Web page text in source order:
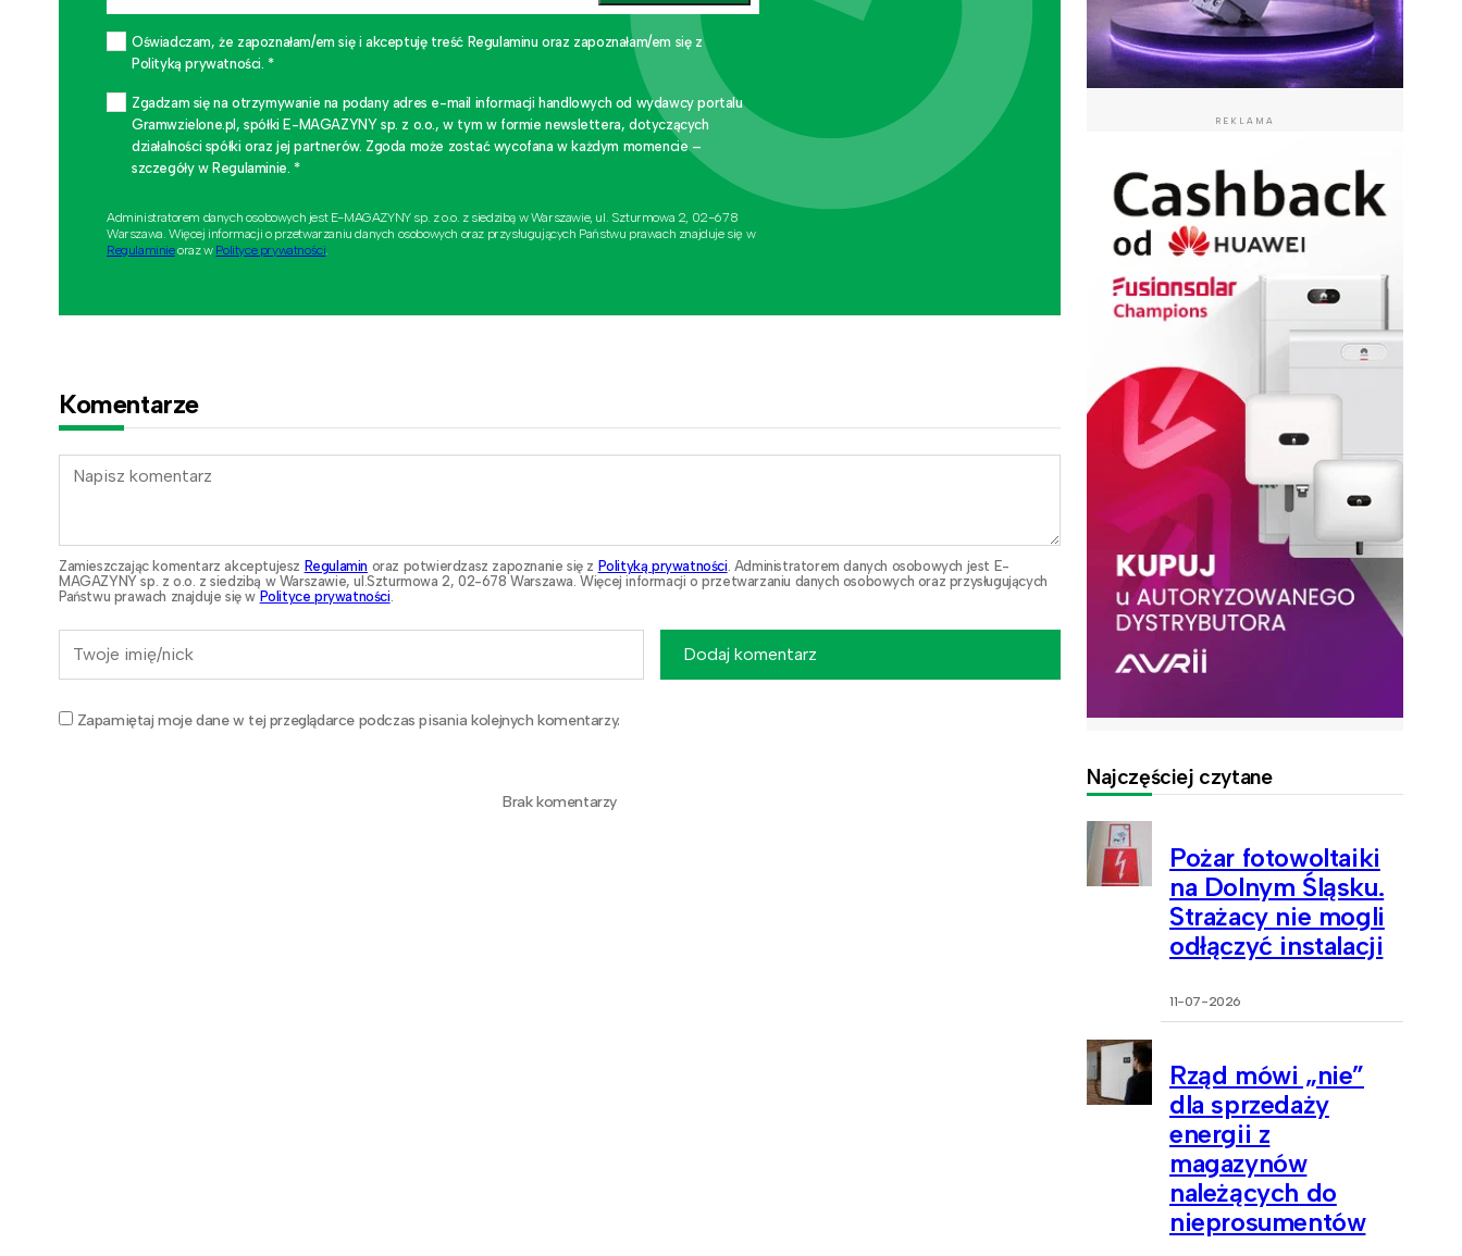
Oświadczam, że zapoznałam/em się i akceptuję treść Regulaminu oraz zapoznałam/em się z
Polityką prywatności. *
Zgadzam się na otrzymywanie na podany adres e-mail informacji handlowych od wydawcy portalu
Gramwzielone.pl, spółki E-MAGAZYNY sp. z o.o., w tym w formie newslettera, dotyczących
działalności spółki oraz jej partnerów. Zgoda może zostać wycofana w każdym momencie –
szczegóły w Regulaminie. *
Administratorem danych osobowych jest E-MAGAZYNY sp. z o.o. z siedzibą w Warszawie, ul. Szturmowa 2, 02-678
Warszawa. Więcej informacji o przetwarzaniu danych osobowych oraz przysługujących Państwu prawach znajduje się w
Regulaminieoraz w Polityce prywatności
Komentarze
Zamieszczając komentarz akceptujesz Regulamin oraz potwierdzasz zapoznanie się z Polityką prywatności . Administratorem danych osobowych jest E-
MAGAZYNY sp. z o.o. z siedzibą w Warszawie, ul.Szturmowa 2, 02-678 Warszawa. Więcej informacji o przetwarzaniu danych osobowych oraz przysługujących
Państwu prawach znajduje się w Polityce prywatności
Zapamiętaj moje dane w tej przeglądarce podczas pisania kolejnych komentarzy.
Dodaj komentarz
Brak komentarzy
REKLAMA
Najczęściej czytane
Pożar fotowoltaiki
na Dolnym Śląsku.
Strażacy nie mogli
odłączyć instalacji
11-07-2026
Rząd mówi „nie”
dla sprzedaży
energii z
magazynów
należących do
nieprosumentów